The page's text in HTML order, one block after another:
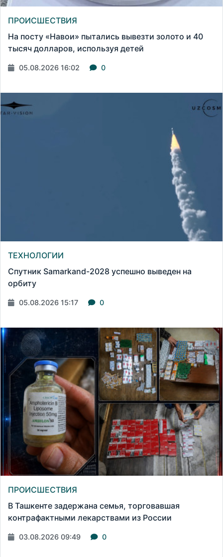
ПРОИСШЕСТВИЯ
На посту «Навои» пытались вывезти золото и 40
тысяч долларов, используя детей
05.08.2026 16:02 0
ТЕХНОЛОГИИ
Спутник Samarkand-2028 успешно выведен на
орбиту
05.08.2026 15:17 0
ПРОИСШЕСТВИЯ
В Ташкенте задержана семья, торговавшая
контрафактными лекарствами из России
03.08.2026 09:49 0